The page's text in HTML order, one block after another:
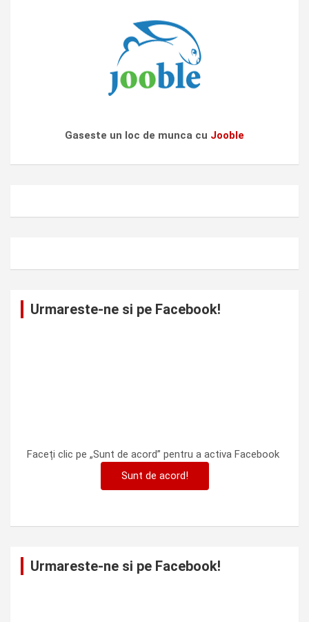
Gaseste un loc de munca cu Jooble
Urmareste-ne si pe Facebook!
Faceți clic pe „Sunt de acord” pentru a activa Facebook
Sunt de acord!
Urmareste-ne si pe Facebook!